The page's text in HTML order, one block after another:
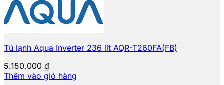
Tủ lạnh Aqua Inverter 236 lít AQR-T260FA(FB)
5.150.000 ₫
Thêm vào giỏ hàng